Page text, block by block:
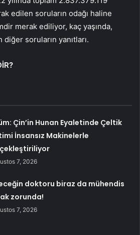
edilen soruların odağı haline
merak ediliyor, kaç yaşında,
soruların yanıtları.
Çin’in Hunan Eyaletinde Çeltik
İnsansız Makinelerle
7, 2026
doktoru biraz da mühendis
zorunda!
7, 2026